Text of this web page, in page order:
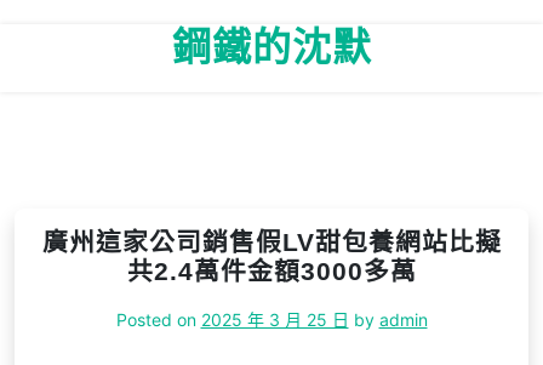
鋼鐵的沈默
廣州這家公司銷售假LV甜包養網站比擬
共2.4萬件金額3000多萬
Posted on 2025 年 3 月 25 日 by admin